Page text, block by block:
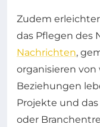
Zudem
das Pflegen des
Nachrichten,
organisieren
Beziehungen
Projekte und
oder